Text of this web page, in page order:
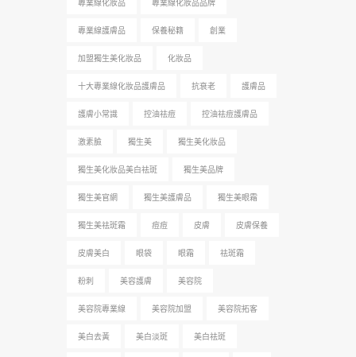
專業線護膚品 保養秘籍 創業
加盟獨生美化妝品 化妝品
十大專業線化妝品護膚品 抗衰老 護膚品
護膚小常識 控油祛痘 控油祛痘護膚品
激素臉 獨生美 獨生美化妝品
獨生美化妝品美白祛斑 獨生美品牌
獨生美官網 獨生美護膚品 獨生美眼霜
獨生美祛斑霜 痘痘 皮膚 皮膚保養
皮膚美白 眼袋 眼霜 祛斑霜
粉刺 美容護膚 美容院
美容院專業線 美容院加盟 美容院拓客
美白去黃 美白淡斑 美白祛斑